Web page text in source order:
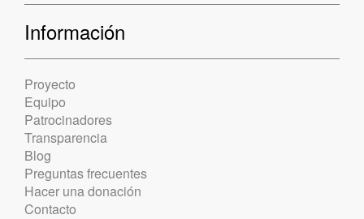
Información
Proyecto
Equipo
Patrocinadores
Transparencia
Blog
Preguntas frecuentes
Hacer una donación
Contacto